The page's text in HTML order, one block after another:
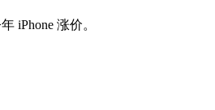
iPhone 涨价。